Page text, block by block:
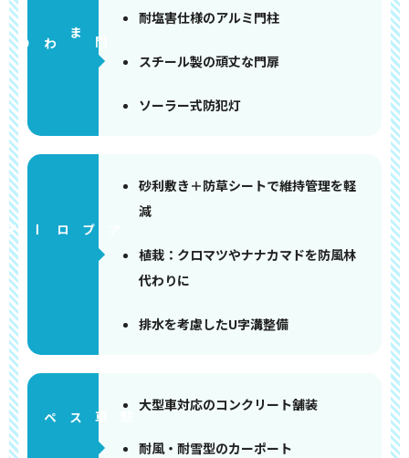
門まわり
耐塩害仕様のアルミ門柱
スチール製の頑丈な門扉
ソーラー式防犯灯
アプローチ
砂利敷き＋防草シートで維持管理を軽
減
植栽：クロマツやナナカマドを防風林
代わりに
排水を考慮したU字溝整備
大型車対応のコンクリート舗装
耐風・耐雪型のカーポート